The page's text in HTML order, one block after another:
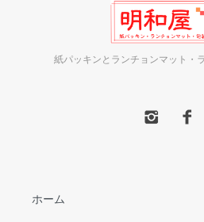
紙パッキンとランチョンマット・
ホーム